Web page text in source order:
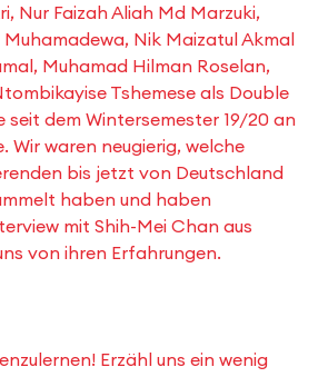
Nur Faizah Aliah Md Marzuki,
Nik Maizatul Akmal
Muhamad Hilman Roselan,
Tshemese als Double
seit dem Wintersemester 19/20 an
Wir waren neugierig, welche
bis jetzt von Deutschland
haben und haben
mit Shih-Mei Chan aus
von ihren Erfahrungen.
Erzähl uns ein wenig